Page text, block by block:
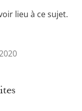
lieu à ce sujet.